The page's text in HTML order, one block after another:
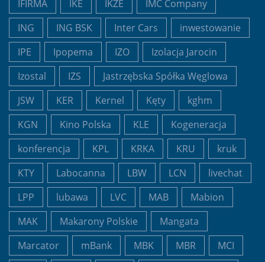
IFIRMA
IKE IKZE
IMC Company
ING
ING BSK Inter Cars
inwestowanie
IPE
Ipopema IZO
Izolacja Jarocin
Izostal
IZS
Jastrzębska Spółka Węglowa
JSW
KER Kernel Kęty
kghm
KGN
Kino Polska KLE
Kogeneracja
konferencja
KPL KRKA KRU
kruk
KTY
Labocanna LBW LCN
livechat
LPP
lubawa LVC MAB
Mabion
MAK
Makarony Polskie
Mangata
Marcator
mBank MBK MBR
MCI